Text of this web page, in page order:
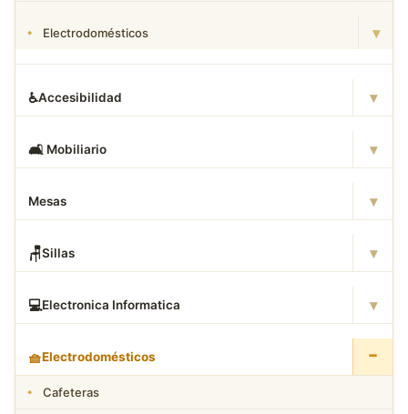
Electrodomésticos ▾
♿Accesibilidad ▾
🛋 ️ Mobiliario ▾
Mesas ▾
🪑Sillas ▾
💻Electronica Informatica ▾
🧺Electrodomésticos −
Cafeteras